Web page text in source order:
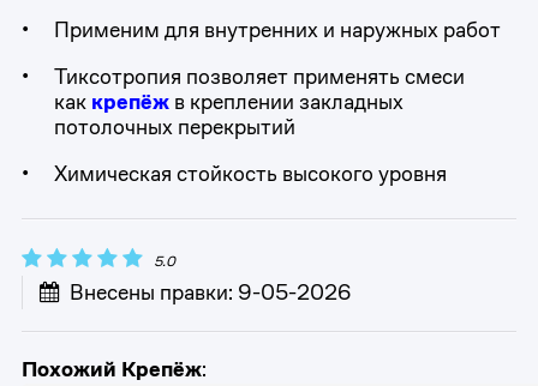
Применим для внутренних и наружных работ
Тиксотропия позволяет применять смеси
как крепёж в креплении закладных
потолочных перекрытий
Химическая стойкость высокого уровня
5.0
Внесены правки: 9-05-2026
Похожий Крепёж: